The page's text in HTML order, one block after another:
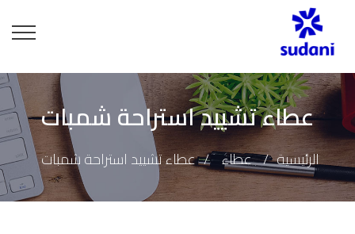
عطاء تشييد استراحة شمبات
الرئيسية عطاء عطاء تشييد استراحة شمبات